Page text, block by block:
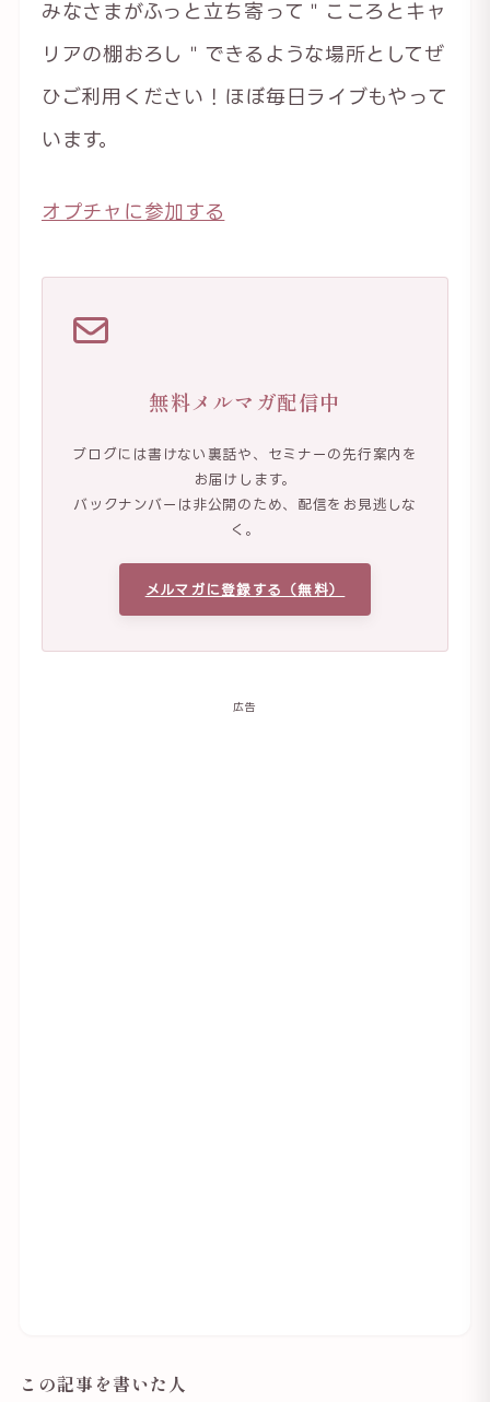
みなさまがふっと立ち寄って＂こころとキャ
リアの棚おろし＂できるような場所としてぜ
ひご利用ください！ほぼ毎日ライブもやって
います。
オプチャに参加する
無料メルマガ配信中
ブログには書けない裏話や、セミナーの先行案内を
お届けします。
バックナンバーは非公開のため、配信をお見逃しな
く。
メルマガに登録する（無料）
広告
この記事を書いた人